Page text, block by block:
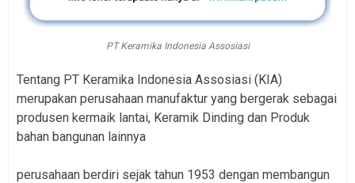
PT Keramika Indonesia Assosiasi
Tentang PT Keramika Indonesia Assosiasi (KIA)
merupakan perusahaan manufaktur yang bergerak sebagai
produsen kermaik lantai, Keramik Dinding dan Produk
bahan bangunan lainnya
perusahaan berdiri sejak tahun 1953 dengan membangun